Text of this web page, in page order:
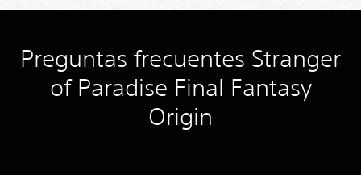
Preguntas frecuentes Stranger
of Paradise Final Fantasy
Origin